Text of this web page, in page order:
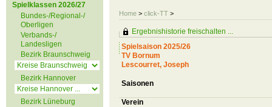
Home > click-TT >
Spielklassen 2026/27
Bundes-/Regional-/
Oberligen
Verbands-/
Landesligen
Bezirk Braunschweig
Bezirk Hannover
Bezirk Lüneburg
Ergebnishistorie freischalten ...
Spielsaison 2025/26
TV Bornum
Lescourret, Joseph
Saisonen
Verein